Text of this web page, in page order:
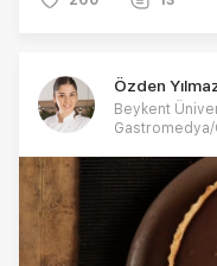
Özden
Beykent
Gastromedya/